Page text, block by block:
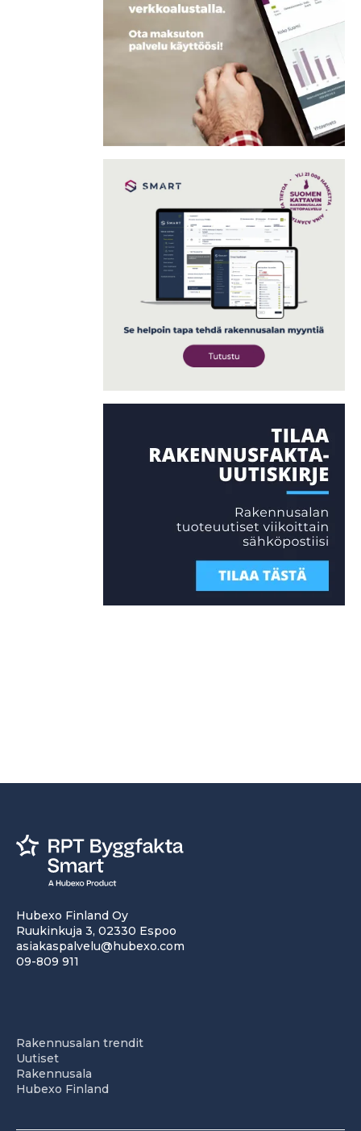
Hubexo Finland Oy
Ruukinkuja 3, 02330 Espoo
asiakaspalvelu@hubexo.com
09-809 911
Rakennusalan trendit
Uutiset
Rakennusala
Hubexo Finland